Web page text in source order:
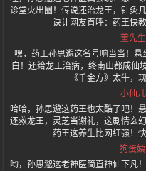
诊堂火出圈！传说还治龙王，针灸
诀让网友直呼：药王快
董先生
嘿，药王孙思邈这名号响当当！
白！还给龙王治病，终南山都成仙
《千金方》太牛，
小仙儿
哈哈，孙思邈这药王也太酷了吧！
还救龙王，灵芝当谢礼，这剧情玄
药王这养生比网红强！
狗蛋姨
哟，孙思邈这老神医简直神仙下凡